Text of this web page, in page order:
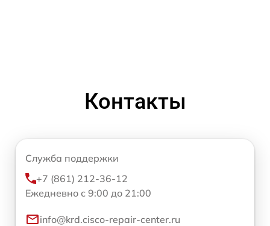
Контакты
Служба поддержки
+7 (861) 212-36-12
Ежедневно с 9:00 до 21:00
info@krd.cisco-repair-center.ru